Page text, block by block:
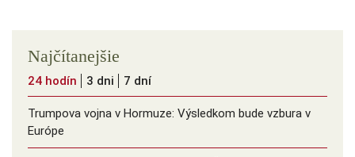
Najčítanejšie
24 hodín 3 dni 7 dní
Trumpova vojna v Hormuze: Výsledkom bude vzbura v
Európe